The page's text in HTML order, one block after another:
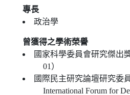
專長
政治學
曾獲得之學術榮譽
國家科學委員會研究傑出
01）
國際民主研究論壇研究委
International Forum for